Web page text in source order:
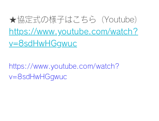
★協定式の様子はこちら（Youtube）
https://www.youtube.com/watch?
v=8sdHwHGgwuc
https://www.youtube.com/watch?
v=8sdHwHGgwuc